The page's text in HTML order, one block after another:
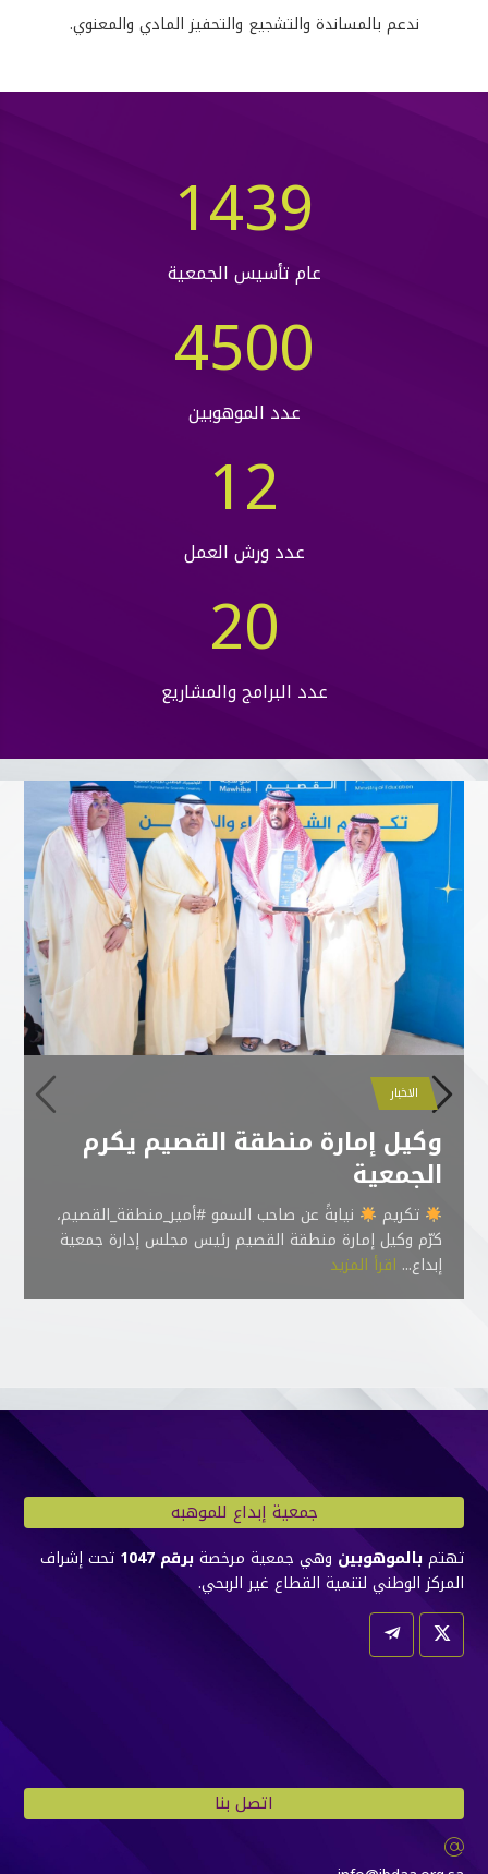
ندعم بالمساندة والتشجيع والتحفيز المادي والمعنوي.
1439
عام تأسيس الجمعية
4500
عدد الموهوبين
12
عدد ورش العمل
20
عدد البرامج والمشاريع
الاخبار
تحقيق 97.09% درجة في تطبيق
معايير الحوكمة
الاخبار
وكيل إمارة منطقة القصيم يكرم
الجمعية
تكريم
نيابةً عن صاحب السمو #أمير_منطقة_القصيم،
كرّم وكيل إمارة منطقة القصيم رئيس مجلس إدارة جمعية
إبداع... اقرأ المزيد
الاخبار
جمعية إبداع للموهبة تحصل على
شهادة ISO 9001:2015 في نظام
إدارة الجودة
الاخبار
الجمعية تنظم دورات صيفية
للطلاب الموهوبين في عدة مجالات
الاخبار
اختتام فعاليات برنامج موهبة
الإثرائي الأكاديمي
الاخبار
تكريم الجهات الداعمة لبرنامج
موهبة
جمعية إبداع للموهبه
تهتمبالموهوبين وهي جمعية مرخصة برقم 1047
تحت إشراف
المركز الوطني لتنمية القطاع غير الربحي.
اتصل بنا